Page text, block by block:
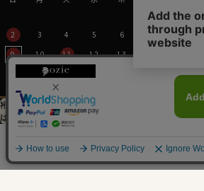
30323
裄丈加工＆イニシャル刺繍
は
先にお選びください
この商
カート
1
2
3 4 5 6 7
8
9
10 11 12 13
17 18
22
23
24
30
31
2026/09
日 月 火 水 木 金
土